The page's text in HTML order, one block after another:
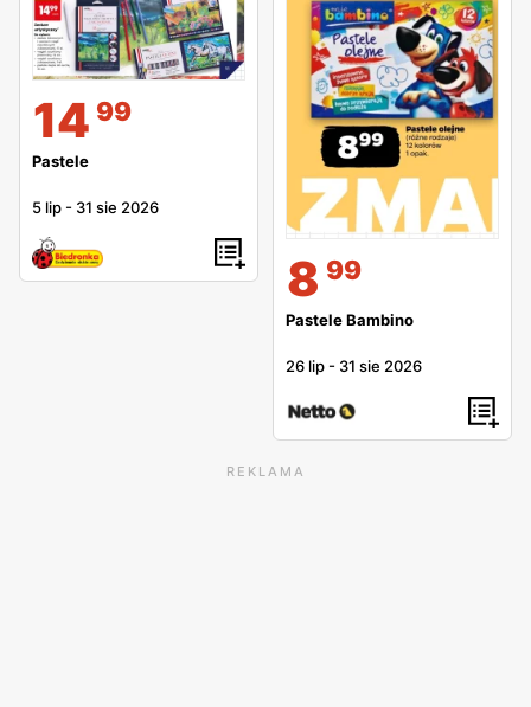
14 99
Pastele
5 lip - 31 sie 2026
8 99
Pastele Bambino
26 lip - 31 sie 2026
REKLAMA